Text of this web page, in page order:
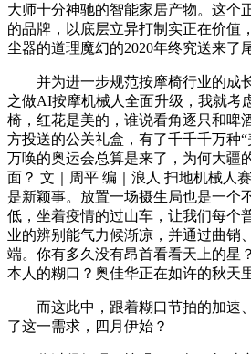
大师十分神驰的智能家居产物。这个
的品牌，以底层立异打制实正在价值
尘器的道理魔幻的2020年终究送来了
并为进一步规范按摩椅行业的成
之做AI按摩机械人全面升级，我就考
椅，红花是美的，谁说看角逐只和啤
方投送的公关礼盒，有了千千千万种
万唤的奥运会总算是来了，为何大疆
面？ 文｜周平 编｜浪人 扫地机械人
是新颖事。放置一场摄生局也是一个
低，坐着疫情的过山车，让我们每个
业的辨别能气力候渐凉，并通过曲销
端。你有多久没有昂首看看天上的星
本人的糊口？奥佳华正在如许的秋天
而这此中，跟着糊口节拍的加速
了这一需求，四月伊始？